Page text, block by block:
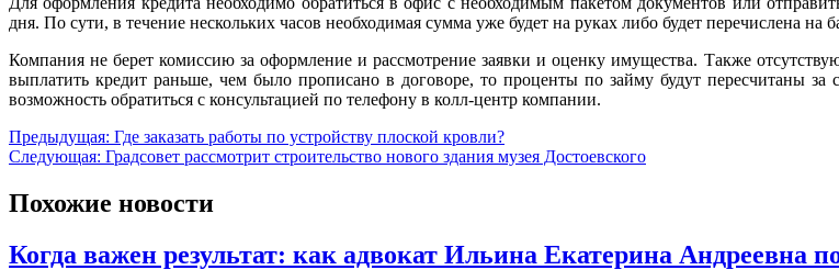
дня. По сути, в течение нескольких часов необходимая сумма уже будет на руках либо будет перечислена на
Компания не берет комиссию за оформление и рассмотрение заявки и оценку имущества. Также
выплатить кредит раньше, чем было прописано в договоре, то проценты по займу будут пересчитаны
возможность обратиться с консультацией по телефону в колл-центр компании.
Навигация
по
записям
Предыдущая: Где заказать работы по устройству плоской кровли?
Следующая: Градсовет рассмотрит строительство нового здания музея Достоевского
Похожие новости
Когда важен результат: как адвокат Ильина Екатерина Андреевна